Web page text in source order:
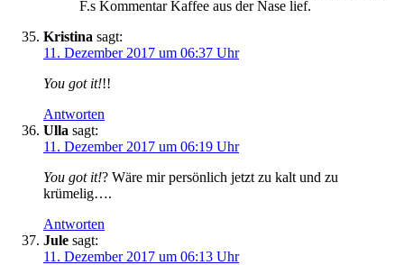
F.s Kommentar Kaffee aus der Nase lief.
Kristina sagt:
11. Dezember 2017 um 06:37 Uhr
You got it!!!
Antworten
Ulla sagt:
11. Dezember 2017 um 06:19 Uhr
You got it!? Wäre mir persönlich jetzt zu kalt und zu
krümelig….
Antworten
Jule sagt:
11. Dezember 2017 um 06:13 Uhr